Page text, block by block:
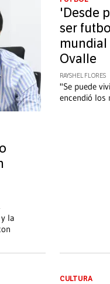
la
'Desde
ser
mundial
Ovalle
RAYSHEL FLORES
"Se puede
encendió los
CULTURA